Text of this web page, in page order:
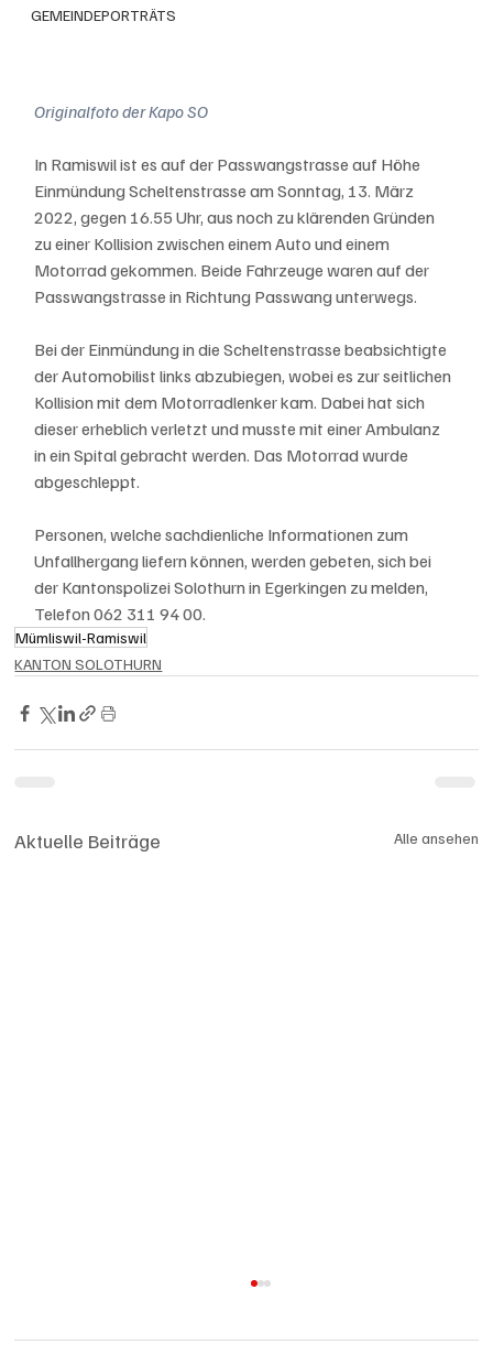
GEMEINDEPORTRÄTS
Originalfoto der Kapo SO
In Ramiswil ist es auf der Passwangstrasse auf Höhe
Einmündung Scheltenstrasse am Sonntag, 13. März
2022, gegen 16.55 Uhr, aus noch zu klärenden Gründen
zu einer Kollision zwischen einem Auto und einem
Motorrad gekommen. Beide Fahrzeuge waren auf der
Passwangstrasse in Richtung Passwang unterwegs.
Bei der Einmündung in die Scheltenstrasse beabsichtigte
der Automobilist links abzubiegen, wobei es zur seitlichen
Kollision mit dem Motorradlenker kam. Dabei hat sich
dieser erheblich verletzt und musste mit einer Ambulanz
in ein Spital gebracht werden. Das Motorrad wurde
abgeschleppt.
Personen, welche sachdienliche Informationen zum
Unfallhergang liefern können, werden gebeten, sich bei
der Kantonspolizei Solothurn in Egerkingen zu melden,
Telefon 062 311 94 00.
Mümliswil-Ramiswil
KANTON SOLOTHURN
Aktuelle Beiträge Alle ansehen